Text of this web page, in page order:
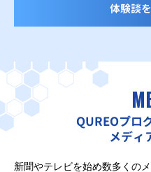
体験談
QUREOプロ
メディ
新聞やテレビを始め数多くの